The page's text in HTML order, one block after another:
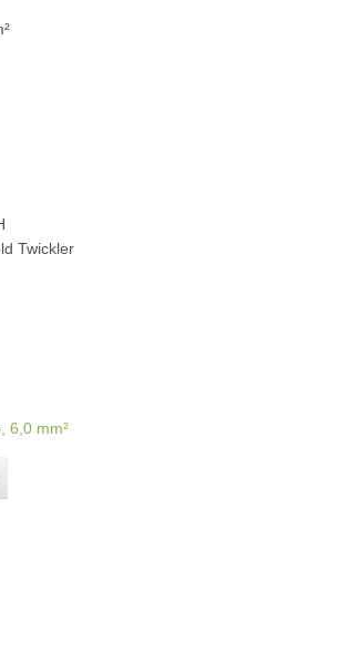
Twickler
6,0 mm²